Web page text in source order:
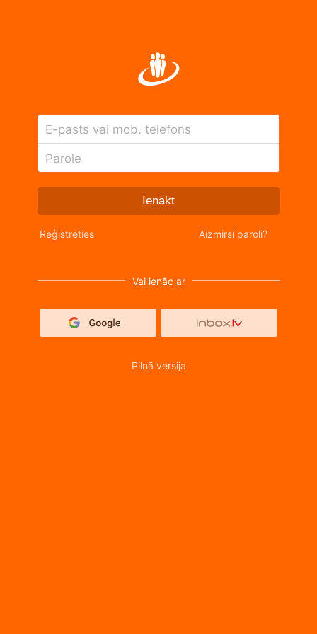
E-pasts vai mob. telefons
Parole
Ienākt
Reģistrēties Aizmirsi paroli?
Vai ienāc ar
Pilnā versija